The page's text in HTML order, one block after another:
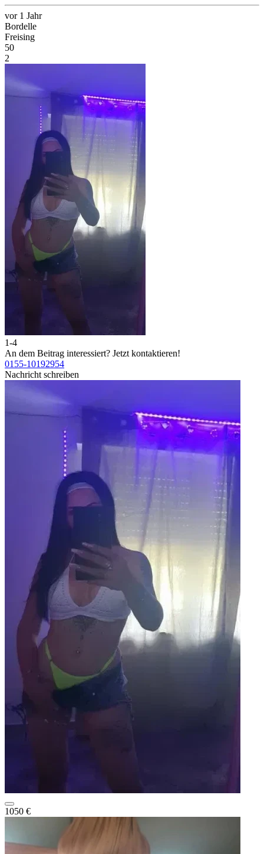
vor 1 Jahr
Bordelle
Freising
50
2
1-4
An dem Beitrag interessiert? Jetzt kontaktieren!
0155-10192954
Nachricht schreiben
1050 €